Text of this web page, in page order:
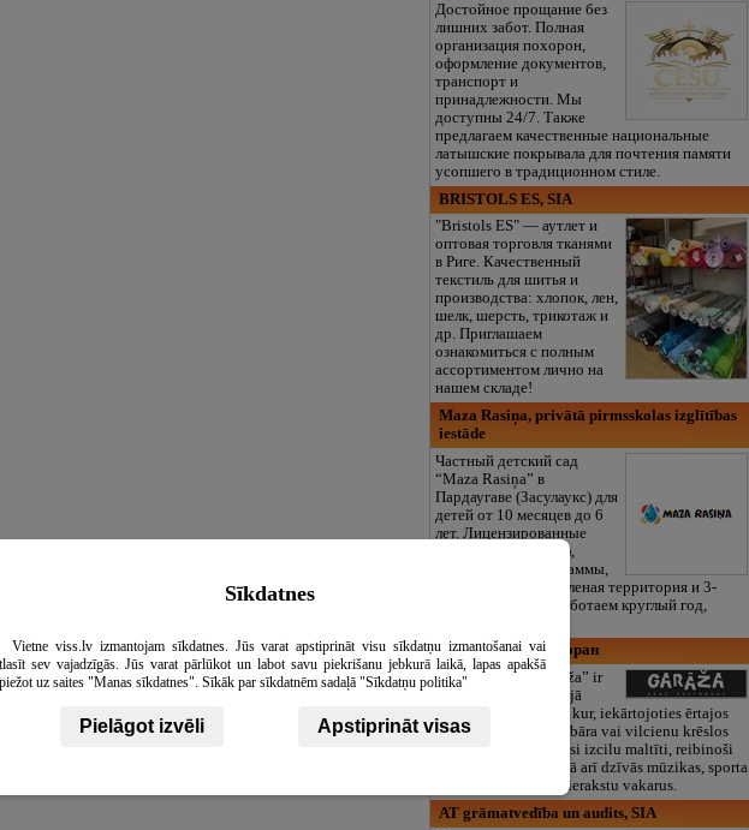
Достойное прощание без
лишних забот. Полная
организация похорон,
оформление документов,
транспорт и
принадлежности. Мы
доступны 24/7. Также
предлагаем качественные национальные
латышские покрывала для почтения памяти
усопшего в традиционном стиле.
BRISTOLS ES, SIA
"Bristols ES" — аутлет и
оптовая торговля тканями
в Риге. Качественный
текстиль для шитья и
производства: хлопок, лен,
шелк, шерсть, трикотаж и
др. Приглашаем
ознакомиться с полным
ассортиментом лично на
нашем складе!
Maza Rasiņa, privātā pirmsskolas izglītības
iestāde
Частный детский сад
“Maza Rasiņa” в
Пардаугаве (Засулаукс) для
детей от 10 месяцев до 6
лет. Лицензированные
программы (LV/RU),
логопед, спецпрограммы,
кружки, большая зеленая территория и 3-
разовое питание. Работаем круглый год,
Garāža, бар - ресторан
Bārs/restorāns „Garāža” ir
neparasta vieta mazajā
Vecrīgas Aldaru ielā, kur, iekārtojoties ērtajos
mašīnu sēdekļos pie bāra vai vilcienu krēslos
terasē, izbaudīt patiesi izcilu maltīti, reibinoši
garšīgus kokteiļus, kā arī dzīvās mūzikas, sporta
spēļu, DJ un koncertierakstu vakarus.
AT grāmatvedība un audits, SIA
Sīkdatnes
Vietne viss.lv izmantojam sīkdatnes. Jūs varat apstiprināt visu sīkdatņu izmantošanai vai
sev vajadzīgās. Jūs varat pārlūkot un labot savu piekrišanu jebkurā laikā, lapas apakšā
uz saites "Manas sīkdatnes". Sīkāk par sīkdatnēm sadaļā "Sīkdatņu politika"
Pielāgot izvēli Apstiprināt visas